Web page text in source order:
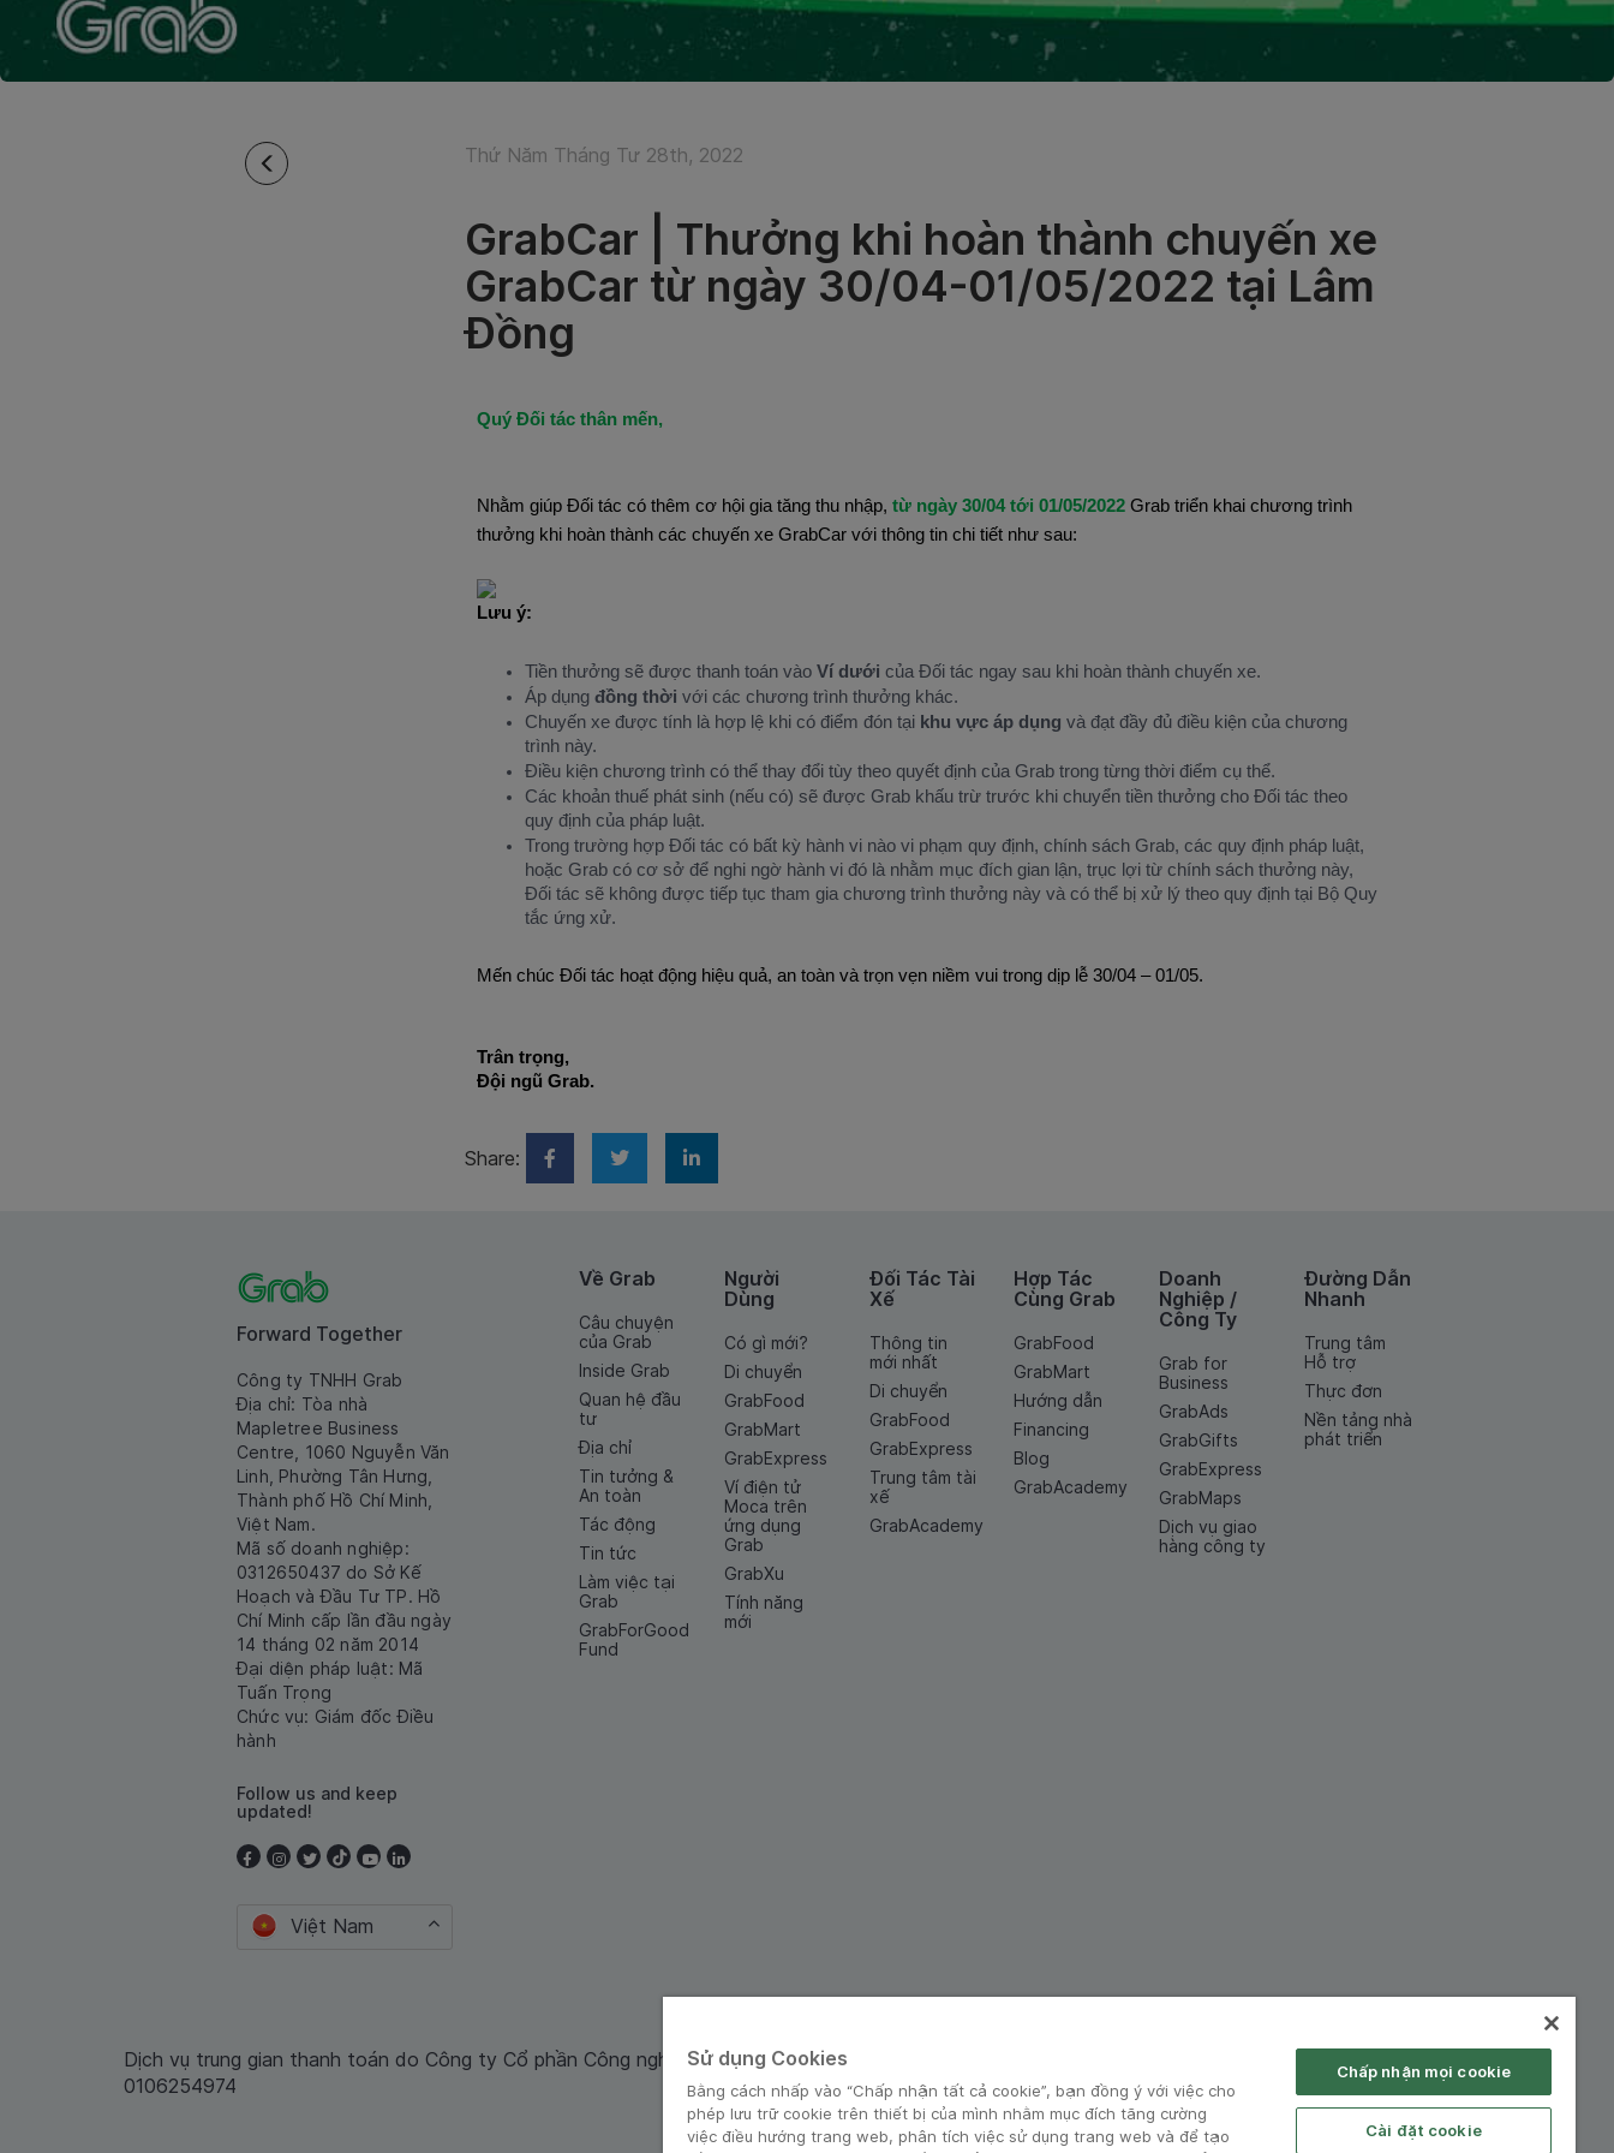
Thứ Năm Tháng Tư 28th, 2022
GrabCar | Thưởng khi hoàn thành chuyến xe
GrabCar từ ngày 30/04-01/05/2022 tại Lâm
Đồng
Quý Đối tác thân mến,
Nhằm giúp Đối tác có thêm cơ hội gia tăng thu nhập, từ ngày 30/04 tới 01/05/2022 Grab triển khai chương trình
thưởng khi hoàn thành các chuyến xe GrabCar với thông tin chi tiết như sau:
Lưu ý:
Tiền thưởng sẽ được thanh toán vào Ví dưới của Đối tác ngay sau khi hoàn thành chuyến xe.
Áp dụng đồng thời với các chương trình thưởng khác.
Chuyến xe được tính là hợp lệ khi có điểm đón tại khu vực áp dụng và đạt đầy đủ điều kiện của chương
trình này.
Điều kiện chương trình có thể thay đổi tùy theo quyết định của Grab trong từng thời điểm cụ thể.
Các khoản thuế phát sinh (nếu có) sẽ được Grab khấu trừ trước khi chuyển tiền thưởng cho Đối tác theo
quy định của pháp luật.
Trong trường hợp Đối tác có bất kỳ hành vi nào vi phạm quy định, chính sách Grab, các quy định pháp luật,
hoặc Grab có cơ sở để nghi ngờ hành vi đó là nhằm mục đích gian lận, trục lợi từ chính sách thưởng này,
Đối tác sẽ không được tiếp tục tham gia chương trình thưởng này và có thể bị xử lý theo quy định tại Bộ Quy
tắc ứng xử.
Mến chúc Đối tác hoạt động hiệu quả, an toàn và trọn vẹn niềm vui trong dịp lễ 30/04 – 01/05.
Trân trọng,
Đội ngũ Grab.
Share:
Forward Together
Công ty TNHH Grab
Địa chỉ: Tòa nhà
Mapletree Business
Centre, 1060 Nguyễn Văn
Linh, Phường Tân Hưng,
Thành phố Hồ Chí Minh,
Việt Nam.
Mã số doanh nghiệp:
0312650437 do Sở Kế
Hoạch và Đầu Tư TP. Hồ
Chí Minh cấp lần đầu ngày
14 tháng 02 năm 2014
Đại diện pháp luật: Mã
Tuấn Trọng
Chức vụ: Giám đốc Điều
hành
Follow us and keep
updated!
Việt Nam
Về Grab
Câu chuyện
của Grab
Inside Grab
Quan hệ đầu
tư
Địa chỉ
Tin tưởng &
An toàn
Tác động
Tin tức
Làm việc tại
Grab
GrabForGood
Fund
Người
Dùng
Có gì mới?
Di chuyển
GrabFood
GrabMart
GrabExpress
Ví điện tử
Moca trên
ứng dụng
Grab
GrabXu
Tính năng
mới
Đối Tác Tài
Xế
Thông tin
mới nhất
Di chuyển
GrabFood
GrabExpress
Trung tâm tài
xế
GrabAcademy
Hợp Tác
Cùng Grab
GrabFood
GrabMart
Hướng dẫn
Financing
Blog
GrabAcademy
Doanh
Nghiệp /
Công Ty
Grab for
Business
GrabAds
GrabGifts
GrabExpress
GrabMaps
Dịch vụ giao
hàng công ty
Đường Dẫn
Nhanh
Trung tâm
Hỗ trợ
Thực đơn
Nền tảng nhà
phát triển
Dịch vụ trung gian thanh toán do Công ty Cổ phần Công nghệ và Dịch Vụ Moca cung cấp. Mã số doanh nghiệp:
0106254974
Sử dụng Cookies
Bằng cách nhấp vào “Chấp nhận tất cả cookie”, bạn đồng ý với việc cho
phép lưu trữ cookie trên thiết bị của mình nhằm mục đích tăng cường
việc điều hướng trang web, phân tích việc sử dụng trang web và để tạo
Chấp nhận mọi cookie
Cài đặt cookie